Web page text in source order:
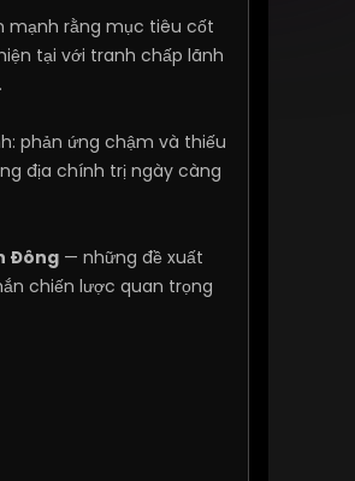
mạnh rằng mục tiêu cốt
tại với tranh chấp lãnh
phản ứng chậm và thiếu
địa chính trị ngày càng
Đông — những đề xuất
chiến lược quan trọng